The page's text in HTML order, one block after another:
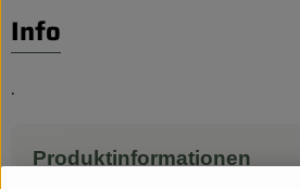
Pferdepension & Reitbetrieb
Firmenkunden
Info
.
Produktinformationen